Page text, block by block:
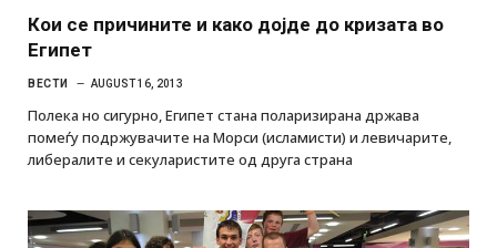
Кои се причините и како дојде до кризата во
Египет
ВЕСТИ AUGUST 16, 2013
Полека но сигурно, Египет стана поларизирана држава
помеѓу подржувачите на Морси (исламисти) и левичарите,
либералите и секуларистите од друга страна